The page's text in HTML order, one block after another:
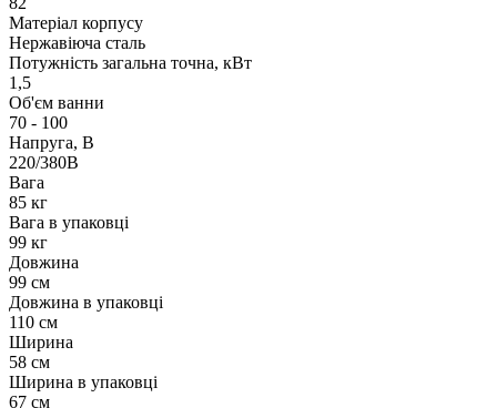
Матеріал корпусу
Нержавіюча сталь
Потужність загальна точна, кВт
1,5
Об'єм ванни
70 - 100
Напруга, В
220/380В
Вага
85 кг
Вага в упаковці
99 кг
Довжина
99 см
Довжина в упаковці
110 см
Ширина
58 см
Ширина в упаковці
67 см